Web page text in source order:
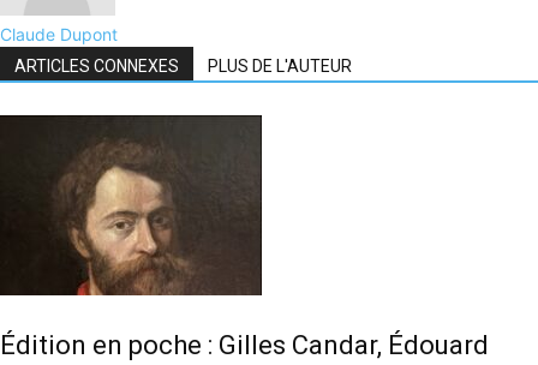
Claude Dupont
ARTICLES CONNEXES PLUS DE L'AUTEUR
Édition en poche : Gilles Candar, Édouard